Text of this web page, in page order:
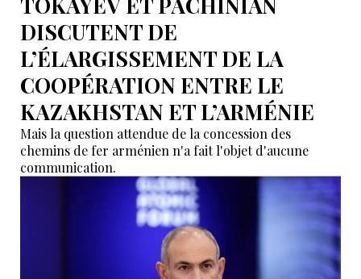
DISCUTENT DE
L’ÉLARGISSEMENT DE LA
COOPÉRATION ENTRE LE
KAZAKHSTAN ET L’ARMÉNIE
Mais la question attendue de la concession des
chemins de fer arménien n'a fait l'objet d'aucune
communication.